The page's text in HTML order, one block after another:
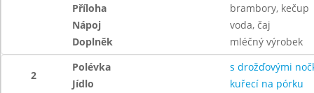
Příloha
brambory, kečup
Nápoj
voda, čaj
Doplněk
mléčný výrobek
2
Polévka
s drožďovými
Jídlo
kuřecí na pórku